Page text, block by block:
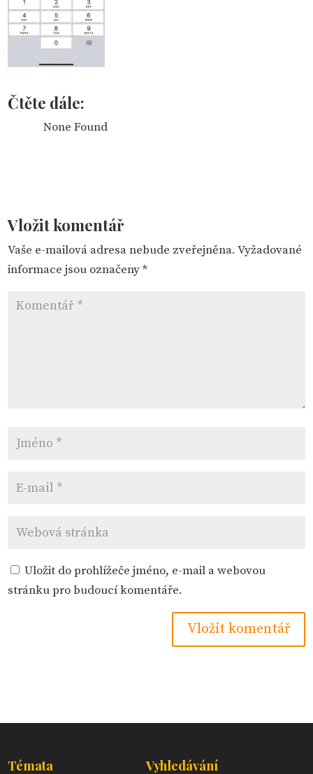
Čtěte dále:
None Found
Vložit komentář
Vaše e-mailová adresa nebude zveřejněna. Vyžadované
informace jsou označeny*
Uložit do prohlížeče jméno, e-mail a webovou
stránku pro budoucí komentáře.
Témata Vyhledávání